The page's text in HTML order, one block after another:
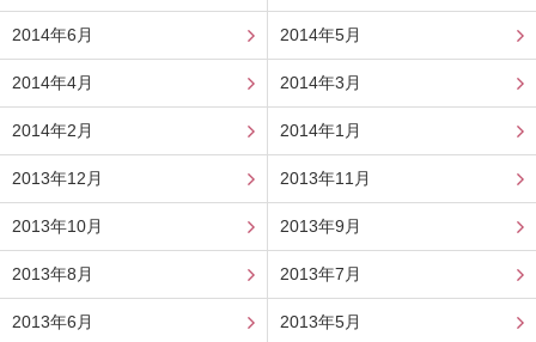
2014年6月 2014年5月
2014年4月 2014年3月
2014年2月 2014年1月
2013年12月 2013年11月
2013年10月 2013年9月
2013年8月 2013年7月
2013年6月 2013年5月